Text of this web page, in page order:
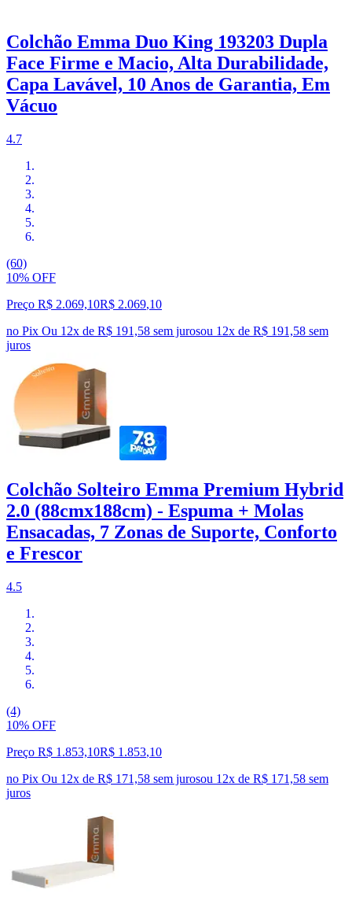
Colchão Emma Duo King 193203 Dupla
Face Firme e Macio, Alta Durabilidade,
Capa Lavável, 10 Anos de Garantia, Em
Vácuo
4.7
(60)
10% OFF
Preço R$ 2.069,10R$ 2.069,10
no Pix Ou 12x de R$ 191,58 sem jurosou 12x de R$ 191,58 sem
juros
Colchão Solteiro Emma Premium Hybrid
2.0 (88cmx188cm) - Espuma + Molas
Ensacadas, 7 Zonas de Suporte, Conforto
e Frescor
4.5
(4)
10% OFF
Preço R$ 1.853,10R$ 1.853,10
no Pix Ou 12x de R$ 171,58 sem jurosou 12x de R$ 171,58 sem
juros